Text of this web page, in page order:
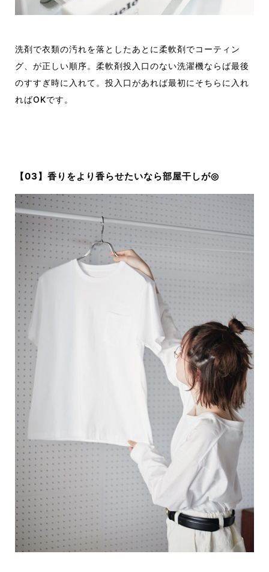
洗剤で衣類の汚れを落としたあとに柔軟剤でコーティン
グ、が正しい順序。柔軟剤投入口のない洗濯機ならば最後
のすすぎ時に入れて。投入口があれば最初にそちらに入れ
ればOKです 。
【03】 香りをより香らせたいなら部屋干しが◎